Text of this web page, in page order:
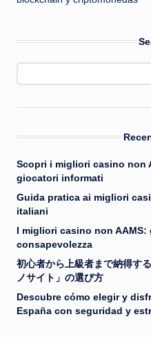
Scopri i migliori casino non
giocatori informati
Guida pratica ai migliori
italiani
I migliori casino non
consapevolezza
初心者から上級者まで納得す
ノサイト」の選び方
Descubre cómo elegir y
España con seguridad y